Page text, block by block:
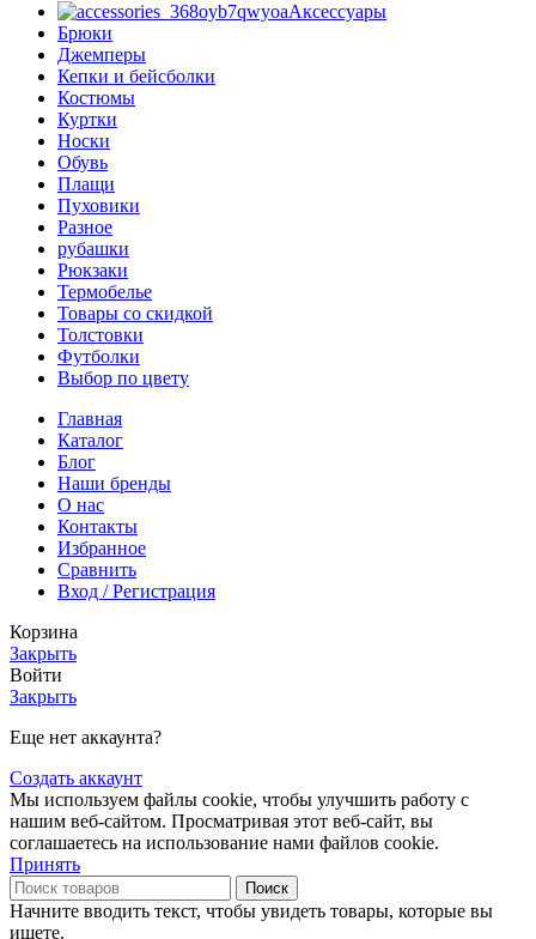
Аксессуары
Брюки
Джемперы
Кепки и бейсболки
Костюмы
Куртки
Носки
Обувь
Плащи
Пуховики
Разное
рубашки
Рюкзаки
Термобелье
Товары со скидкой
Толстовки
Футболки
Выбор по цвету
Главная
Каталог
Блог
Наши бренды
О нас
Контакты
Избранное
Сравнить
Вход / Регистрация
Корзина
Закрыть
Войти
Закрыть
Еще нет аккаунта?
Создать аккаунт
Мы используем файлы cookie, чтобы улучшить работу с
нашим веб-сайтом. Просматривая этот веб-сайт, вы
соглашаетесь на использование нами файлов cookie.
Принять
Поиск
Начните вводить текст, чтобы увидеть товары, которые вы
ищете.